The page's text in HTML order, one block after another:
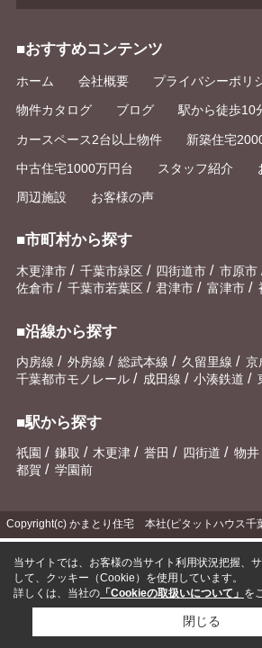
■おすすめコンテンツ
ホーム 会社概要 プライバシーポリ
物件カタログ ブログ 駅から徒歩10
カースペース2台以上物件 新築住宅
中古住宅1000万円台 スタッフ紹介
周辺施設 お客様の声
■市町村から探す
木更津市 / 千葉市緑区 / 四街道市 / 市原市
佐倉市 / 千葉市若葉区 / 君津市 / 富津市 /
■沿線から探す
内房線 / 外房線 / 総武本線 / 久留里線 / 京
千葉都市モノレール / 成田線 / 小湊鉄道 /
■駅から探す
祇園 / 鎌取 / 木更津 / 誉田 / 四街道 / 物井
都賀 / 学園前
Copyright(c) かまとり住宅 本社(ピタットハウス千
当サイトでは、お客様の当サイト利用状況把握、
して、クッキー（Cookie）を使用しています。
詳しくは、当社の 「Cookieの取扱いについて」 を
閉じる